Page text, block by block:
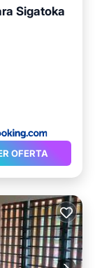
Sigatoka
OFERTA